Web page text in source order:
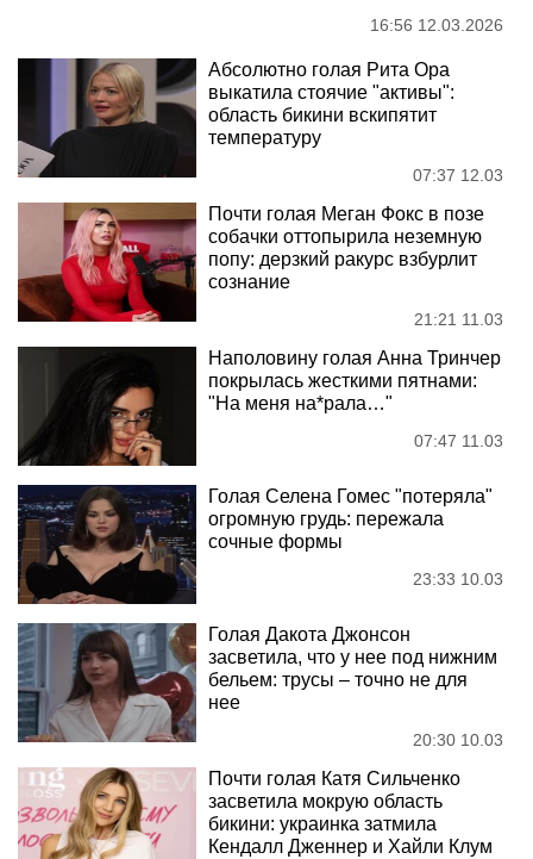
16:56 12.03.2026
Абсолютно голая Рита Ора
выкатила стоячие "активы":
область бикини вскипятит
температуру
07:37 12.03
Почти голая Меган Фокс в позе
собачки оттопырила неземную
попу: дерзкий ракурс взбурлит
сознание
21:21 11.03
Наполовину голая Анна Тринчер
покрылась жесткими пятнами:
"На меня на*рала…"
07:47 11.03
Голая Селена Гомес "потеряла"
огромную грудь: пережала
сочные формы
23:33 10.03
Голая Дакота Джонсон
засветила, что у нее под нижним
бельем: трусы – точно не для
нее
20:30 10.03
Почти голая Катя Сильченко
засветила мокрую область
бикини: украинка затмила
Кендалл Дженнер и Хайли Клум